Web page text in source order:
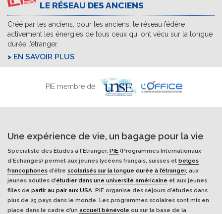
LE RÉSEAU DES ANCIENS
Créé par les anciens, pour les anciens, le réseau fédère
activement les énergies de tous ceux qui ont vécu sur la longue
durée l’étranger.
EN SAVOIR PLUS
PIE membre de
Une expérience de vie, un bagage pour la vie
Spécialiste des Études à l'Étranger, PIE (Programmes Internationaux
d’Echanges) permet aux jeunes lycéens français, suisses et belges
francophones d’être scolarisés sur la longue durée à l’étranger, aux
jeunes adultes d’étudier dans une université américaine et aux jeunes
filles de partir au pair aux USA. PIE organise des séjours d’études dans
plus de 25 pays dans le monde. Les programmes scolaires sont mis en
place dans le cadre d’un accueil bénévole ou sur la base de la